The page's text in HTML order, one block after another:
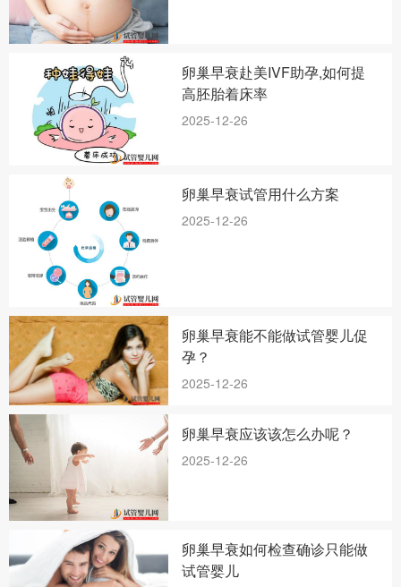
卵巢早衰赴美IVF助孕,如何提
高胚胎着床率
2025-12-26
卵巢早衰试管用什么方案
2025-12-26
卵巢早衰能不能做试管婴儿促
孕？
2025-12-26
卵巢早衰应该该怎么办呢？
2025-12-26
卵巢早衰如何检查确诊只能做
试管婴儿